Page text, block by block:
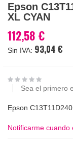
al
comienzo
la
galería
Epson
XL CYAN
112,58 €
93,04 €
Sea el primero
Epson
Notificarme cuando